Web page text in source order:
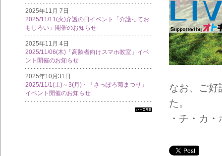
2025年11月 7日
2025/11/11(火)介護の日イベント「介護ってお
もしろい」開催のお知らせ
2025年11月 4日
2025/11/06(木)「高齢者向けスマホ教室」イベ
ント開催のお知らせ
2025年10月31日
2025/11/1(土)～3(月)・「さっぽろ菊まつり」
イベント開催のお知らせ
なお、ご好
た。
・チ・カ